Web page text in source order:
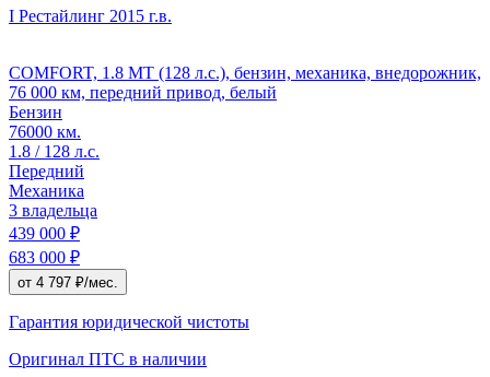
I Рестайлинг 2015 г.в.
COMFORT, 1.8 MT (128 л.с.), бензин, механика, внедорожник,
76 000 км, передний привод, белый
Бензин
76000 км.
1.8 / 128 л.с.
Передний
Механика
3 владельца
439 000 ₽
683 000 ₽
от 4 797 ₽/мес.
Гарантия юридической чистоты
Оригинал ПТС в наличии